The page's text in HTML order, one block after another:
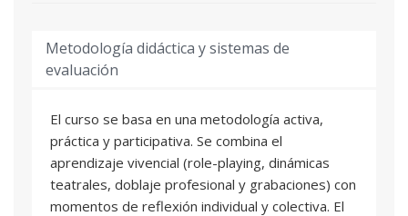
Metodología didáctica y sistemas de
evaluación
El curso se basa en una metodología activa,
práctica y participativa. Se combina el
aprendizaje vivencial (role-playing, dinámicas
teatrales, doblaje profesional y grabaciones) con
momentos de reflexión individual y colectiva. El